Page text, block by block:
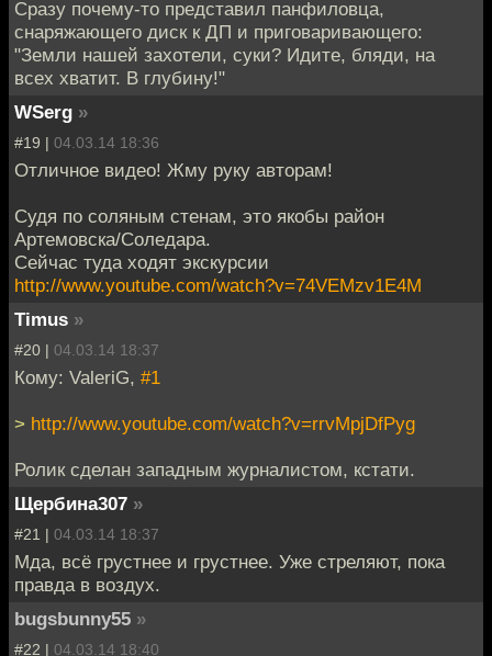
Сразу почему-то представил панфиловца,
снаряжающего диск к ДП и приговаривающего:
"Земли нашей захотели, суки? Идите, бляди, на
всех хватит. В глубину!"
WSerg »
#19 | 04.03.14 18:36
Отличное видео! Жму руку авторам!
Судя по соляным стенам, это якобы район
Артемовска/Соледара.
Сейчас туда ходят экскурсии
http://www.youtube.com/watch?v=74VEMzv1E4M
Timus »
#20 | 04.03.14 18:37
Кому: ValeriG, #1
> http://www.youtube.com/watch?v=rrvMpjDfPyg
Ролик сделан западным журналистом, кстати.
Щербина307 »
#21 | 04.03.14 18:37
Мда, всё грустнее и грустнее. Уже стреляют, пока
правда в воздух.
bugsbunny55 »
#22 | 04.03.14 18:40